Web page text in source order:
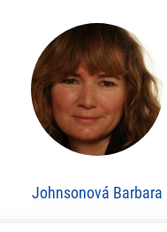
Johnsonová Barbara